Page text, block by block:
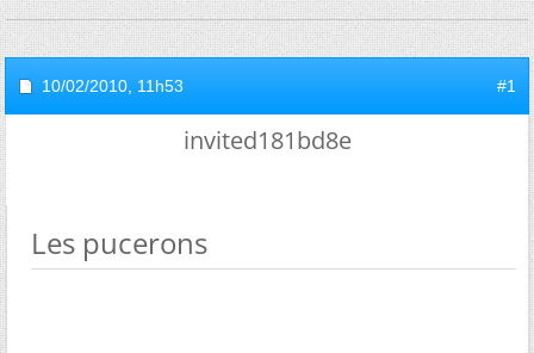
10/02/2010, 11h53 #1
invited181bd8e
Les pucerons